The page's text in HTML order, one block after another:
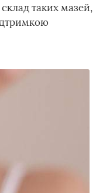
склад таких мазей,